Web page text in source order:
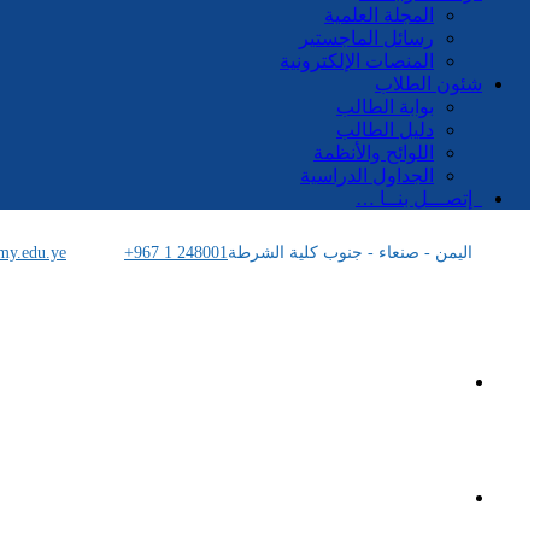
المجلة العلمية
رسائل الماجستير
المنصات الإلكترونية
شئون الطلاب
بوابة الطالب
دليل الطالب
اللوائح والأنظمة
الجداول الدراسية
إتصـــل بنــا …
اليمن - صنعاء - جنوب كلية الشرطة+967 1 248001